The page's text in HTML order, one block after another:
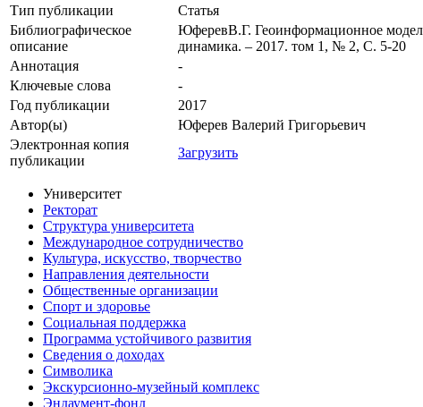
Тип публикации
Статья
Библиографическое
описание
ЮферевВ.Г. Геоинформационное
динамика. – 2017. том 1, № 2, С. 5-20
Аннотация
-
Ключевые cлова
-
Год публикации
2017
Автор(ы)
Юферев Валерий Григорьевич
Электронная копия
публикации
Загрузить
Университет
Ректорат
Структура университета
Международное сотрудничество
Культура, искусство, творчество
Направления деятельности
Общественные организации
Спорт и здоровье
Социальная поддержка
Программа устойчивого развития
Сведения о доходах
Символика
Экскурсионно-музейный комплекс
Эндаумент-фонд